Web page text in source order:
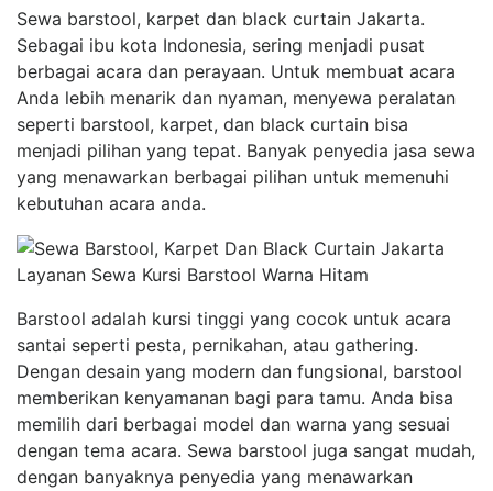
Sewa barstool, karpet dan black curtain Jakarta.
Sebagai ibu kota Indonesia, sering menjadi pusat
berbagai acara dan perayaan. Untuk membuat acara
Anda lebih menarik dan nyaman, menyewa peralatan
seperti barstool, karpet, dan black curtain bisa
menjadi pilihan yang tepat. Banyak penyedia jasa sewa
yang menawarkan berbagai pilihan untuk memenuhi
kebutuhan acara anda.
Layanan Sewa Kursi Barstool Warna Hitam
Barstool adalah kursi tinggi yang cocok untuk acara
santai seperti pesta, pernikahan, atau gathering.
Dengan desain yang modern dan fungsional, barstool
memberikan kenyamanan bagi para tamu. Anda bisa
memilih dari berbagai model dan warna yang sesuai
dengan tema acara. Sewa barstool juga sangat mudah,
dengan banyaknya penyedia yang menawarkan